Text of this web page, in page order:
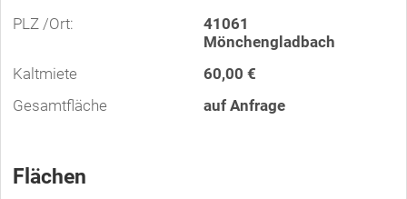
PLZ /Ort:
41061
Mönchengladbach
Kaltmiete
60,00 €
Gesamtfläche
auf Anfrage
Flächen